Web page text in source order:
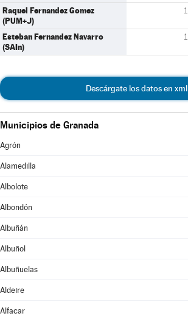
Raquel Fernandez Gomez
(PUM+J)
1
Esteban Fernandez Navarro
(SAIn)
1
Descárgate los datos en xml
Municipios de Granada
Agrón
Alamedilla
Albolote
Albondón
Albuñán
Albuñol
Albuñuelas
Aldeire
Alfacar